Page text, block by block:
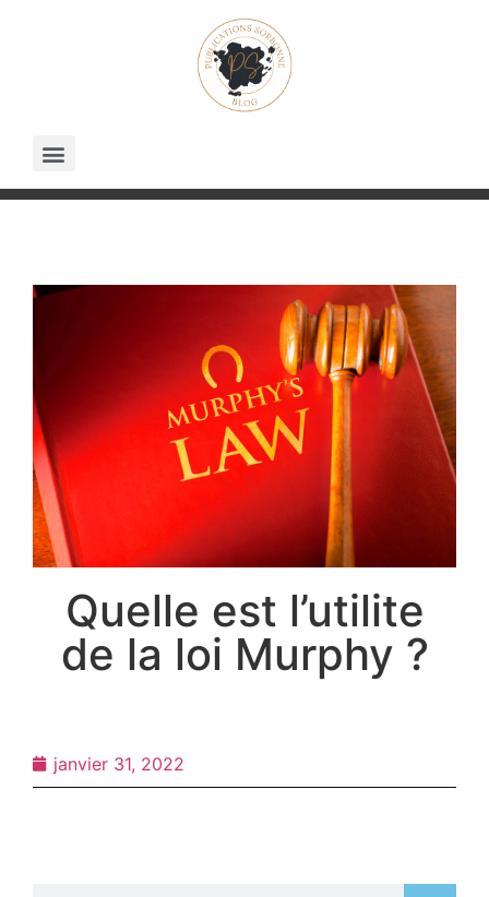
Quelle est l’utilite
de la loi Murphy ?
janvier 31, 2022